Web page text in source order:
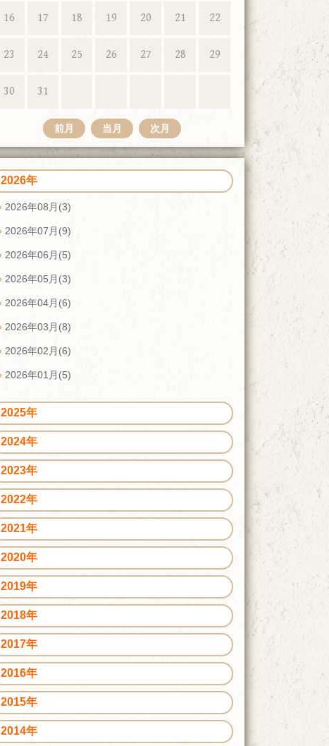
16 17 18 19 20 21 22
23 24 25 26 27 28 29
30 31
前月 当月 次月
2026年
2026年08月(3)
2026年07月(9)
2026年06月(5)
2026年05月(3)
2026年04月(6)
2026年03月(8)
2026年02月(6)
2026年01月(5)
2025年
2024年
2023年
2022年
2021年
2020年
2019年
2018年
2017年
2016年
2015年
2014年